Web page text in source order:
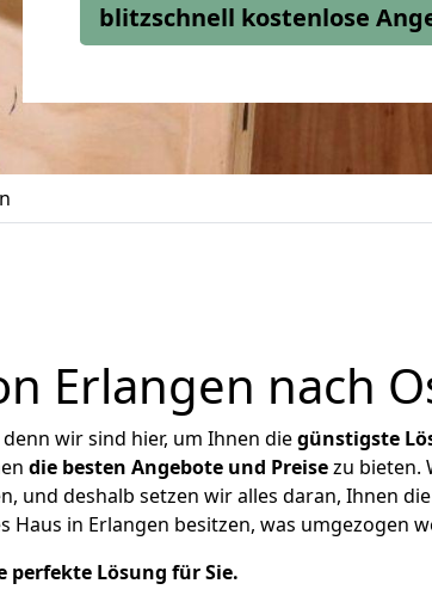
blitzschnell kostenlose
Erlangen nach
wir sind hier, um Ihnen diegünstigste
die besten Angebote und Preisezu bieten.
und deshalb setzen wir alles daran, Ihnen
in Erlangen besitzen, was umgezogen
perfekte Lösung für Sie.